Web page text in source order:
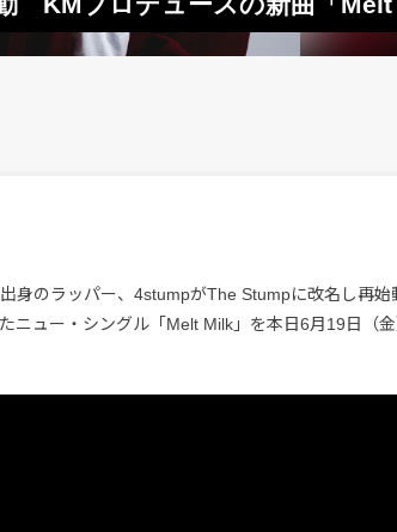
身のラッパー、4stumpがThe Stumpに改名し再始
ニュー・シングル「Melt Milk」を本日6月19日（